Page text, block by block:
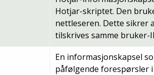
Hotjar-skriptet. Den
nettleseren. Dette sikrer
tilskrives samme bruker-
En informasjonskapsel
påfølgende forespørsler